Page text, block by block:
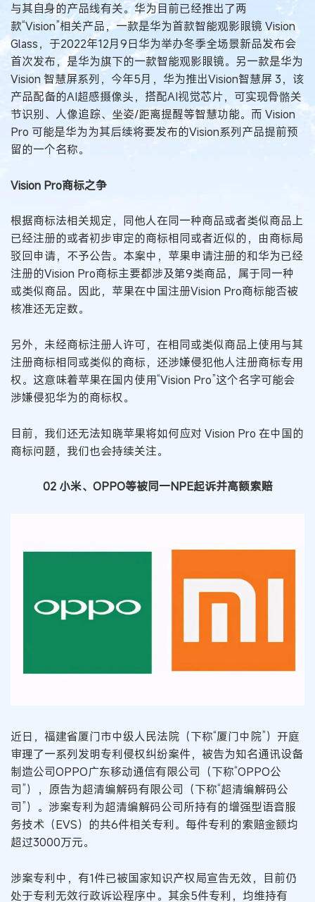
与其自身的产品线有关。华为目前已经推出了两
款“Vision”相关产品，一款是华为首款智能观影眼镜 Vision
Glass，于2022年12月9日华为举办冬季全场景新品发布会
首次发布，是华为旗下的一款智能观影眼镜。另一款是华为
Vision 智慧屏系列，今年5月，华为推出Vision智慧屏 3，该
产品配备的AI超感摄像头，搭配AI视觉芯片，可实现骨骼关
节识别、人像追踪、坐姿/距离提醒等智慧功能。而 Vision
Pro 可能是华为为其后续将要发布的Vision系列产品提前预
留的一个名称。
Vision Pro商标之争
根据商标法相关规定，同他人在同一种商品或者类似商品上
已经注册的或者初步审定的商标相同或者近似的，由商标局
驳回申请，不予公告。本案中，苹果申请注册的和华为已经
注册的Vision Pro商标主要都涉及第9类商品，属于同一种
或类似商品。因此，苹果在中国注册Vision Pro商标能否被
核准还无定数。
另外，未经商标注册人许可，在相同或类似商品上使用与其
注册商标相同或类似的商标，还涉嫌侵犯他人注册商标专用
权。这意味着苹果在国内使用“Vision Pro”这个名字可能会
涉嫌侵犯华为的商标权。
目前，我们还无法知晓苹果将如何应对 Vision Pro 在中国的
商标问题，我们也会持续关注。
02 小米、OPPO等被同一NPE起诉并高额索赔
近日，福建省厦门市中级人民法院（下称“厦门中院”）开庭
审理了一系列发明专利侵权纠纷案件，被告为知名通讯设备
制造公司OPPO广东移动通信有限公司（下称“OPPO公
司”），原告为超清编解码有限公司（下称“超清编解码公
司”）。涉案专利为超清编解码公司所持有的增强型语音服
务技术（EVS）的共6件相关专利。每件专利的索赔金额均
超过3000万元。
涉案专利中，有1件已被国家知识产权局宣告无效，目前仍
处于专利无效行政诉讼程序中。其余5件专利，均维持有